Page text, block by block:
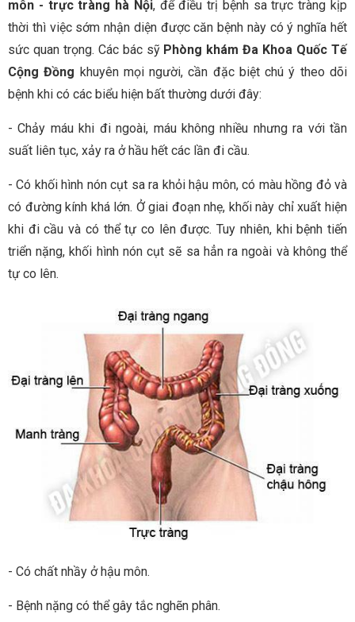
môn - t­­­rực tràng hà Nội, để điều trị bệnh sa trực tràng kịp
thời thì việc sớm nhận diện được căn bệnh này có ý nghĩa hết
sức quan trọng. Các bác sỹ Phòng khám Đa Khoa Quốc Tế
Cộng Đồng khuyên mọi người, cần đặc biệt chú ý theo dõi
bệnh khi có các biểu hiện bất thường dưới đây:
- Chảy máu khi đi ngoài, máu không nhiều nhưng ra với tần
suất liên tục, xảy ra ở hầu hết các lần đi cầu.
- Có khối hình nón cụt sa ra khỏi hậu môn, có màu hồng đỏ và
có đường kính khá lớn. Ở giai đoạn nhẹ, khối này chỉ xuất hiện
khi đi cầu và có thể tự co lên được. Tuy nhiên, khi bệnh tiến
triển nặng, khối hình nón cụt sẽ sa hẳn ra ngoài và không thể
tự co lên.
- Có chất nhầy ở hậu môn.
- Bệnh nặng có thể gây tắc nghẽn phân.